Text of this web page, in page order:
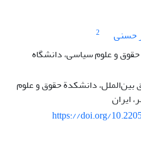
حسنی
2
و علوم سیاسی، دانشگاه
دانشکدة حقوق و علوم
ایران
https://doi.org/